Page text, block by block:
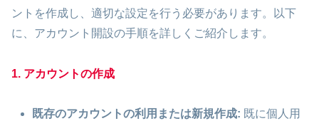
ントを作成し、適切な設定を行う必要があります。以下
に、アカウント開設の手順を詳しくご紹介します。
1. アカウントの作成
既存のアカウントの利用または新規作成: 既に個人用